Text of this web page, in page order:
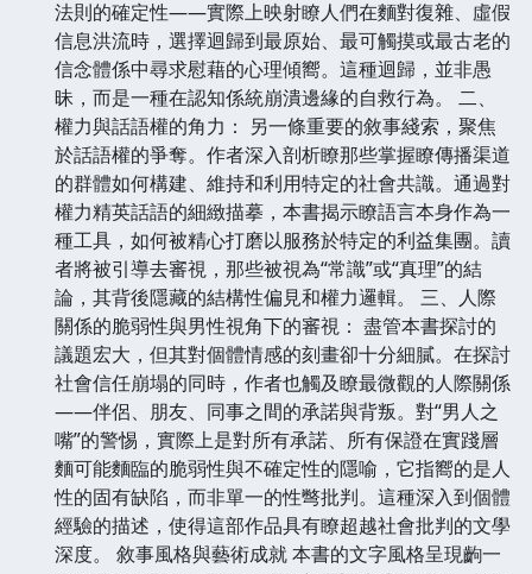
法則的確定性——實際上映射瞭人們在麵對復雜、虛假
信息洪流時，選擇迴歸到最原始、最可觸摸或最古老的
信念體係中尋求慰藉的心理傾嚮。這種迴歸，並非愚
昧，而是一種在認知係統崩潰邊緣的自救行為。 二、
權力與話語權的角力： 另一條重要的敘事綫索，聚焦
於話語權的爭奪。作者深入剖析瞭那些掌握瞭傳播渠道
的群體如何構建、維持和利用特定的社會共識。通過對
權力精英話語的細緻描摹，本書揭示瞭語言本身作為一
種工具，如何被精心打磨以服務於特定的利益集團。讀
者將被引導去審視，那些被視為“常識”或“真理”的結
論，其背後隱藏的結構性偏見和權力邏輯。 三、人際
關係的脆弱性與男性視角下的審視： 盡管本書探討的
議題宏大，但其對個體情感的刻畫卻十分細膩。在探討
社會信任崩塌的同時，作者也觸及瞭最微觀的人際關係
——伴侶、朋友、同事之間的承諾與背叛。對“男人之
嘴”的警惕，實際上是對所有承諾、所有保證在實踐層
麵可能麵臨的脆弱性與不確定性的隱喻，它指嚮的是人
性的固有缺陷，而非單一的性彆批判。這種深入到個體
經驗的描述，使得這部作品具有瞭超越社會批判的文學
深度。 敘事風格與藝術成就 本書的文字風格呈現齣一